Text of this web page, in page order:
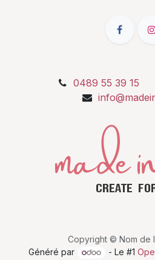
0489 55 39 15
Copyright © Nom de
Généré par
- Le #1